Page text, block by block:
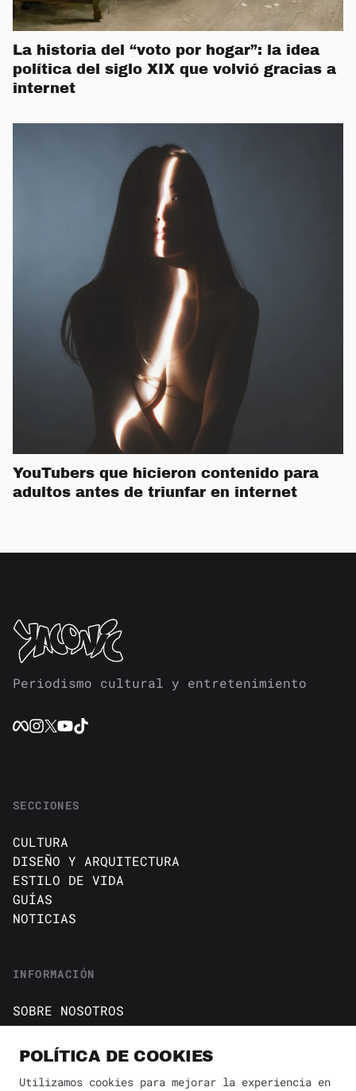
La historia del “voto por hogar”: la idea
política del siglo XIX que volvió gracias a
internet
YouTubers que hicieron contenido para
adultos antes de triunfar en internet
Periodismo cultural y entretenimiento
SECCIONES
CULTURA
DISEÑO Y ARQUITECTURA
ESTILO DE VIDA
GUÍAS
NOTICIAS
INFORMACIÓN
SOBRE NOSOTROS
CONTACTO
Política de cookies
AVISO DE PRIVACIDAD
POLÍTICA DE COOKIES
Utilizamos cookies para mejorar la experiencia en